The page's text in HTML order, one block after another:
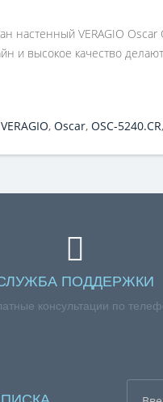
настенный VERAGIO
и высокое качество
VERAGIO, Oscar, OSC-5240.CR,
ПОДДЕРЖКИ
консультации по